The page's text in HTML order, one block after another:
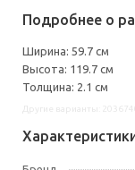
Подробнее о
Ширина: 59.7 см
Высота: 119.7 см
Толщина: 2.1 см